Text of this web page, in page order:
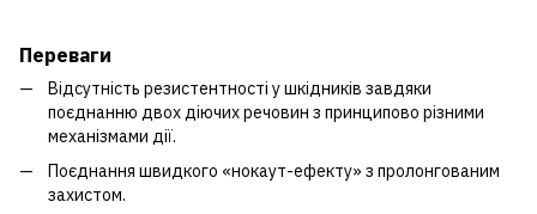
Переваги
Відсутність резистентності у шкідників завдяки
поєднанню двох діючих речовин з принципово різними
механізмами дії.
Поєднання швидкого «нокаут-ефекту» з пролонгованим
захистом.